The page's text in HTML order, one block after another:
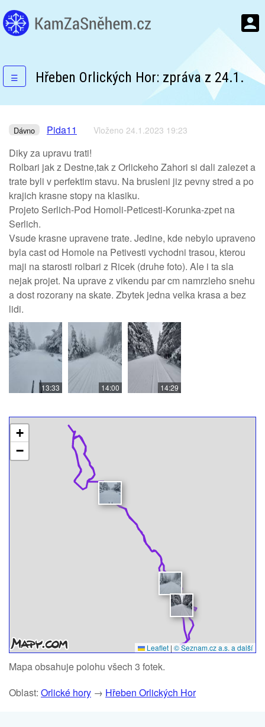
☰ Hřeben Orlických Hor: zpráva z 24.1.
Dávno Pida11 Vloženo 24.1.2023 19:23
Diky za upravu trati!
Rolbari jak z Destne,tak z Orlickeho Zahori si dali zalezet a
trate byli v perfektim stavu. Na brusleni jiz pevny stred a po
krajich krasne stopy na klasiku.
Projeto Serlich-Pod Homoli-Peticesti-Korunka-zpet na
Serlich.
Vsude krasne upravene trate. Jedine, kde nebylo upraveno
byla cast od Homole na Petivesti vychodni trasou, kterou
maji na starosti rolbari z Ricek (druhe foto). Ale i ta sla
nejak projet. Na uprave z vikendu par cm namrzleho snehu
a dost rozorany na skate. Zbytek jedna velka krasa a bez
lidi.
13:33 14:00 14:29
+
−
Leaflet | © Seznam.cz a.s. a další
Mapa obsahuje polohu všech 3 fotek.
Oblast: Orlické hory → Hřeben Orlických Hor